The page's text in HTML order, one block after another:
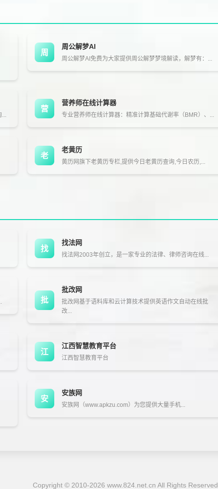
周
周公解梦AI
周公解梦AI免费为大家提供周公解梦梦境解读，解梦有：...
...
营
营养师在线计算器
专业营养师在线计算器：精准计算基础代谢率（BMR）、...
老
老黄历
黄历网旗下老黄历专栏,提供今日老黄历查询,今日农历,...
找
找法网
找法网2003年创立，是一家专业的法律、律师咨询在线...
批
批改网
批改网基于语料库和云计算技术提供英语作文自动在线批
改...
江
江西智慧教育平台
江西智慧教育平台
安
安族网
安族网（www.apkzu.com）为您提供大量手机...
Copyright © 2010-2026 www.824.net.cn All Rights Reserved.